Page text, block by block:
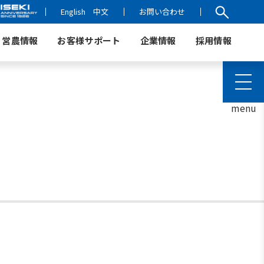
English 中文 お問い合わせ
営農情報 お客様サポート 企業情報 採用情報
menu